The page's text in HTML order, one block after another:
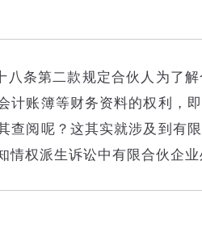
八条第二款规定合伙人为了
计账簿等财务资料的权利，
查阅呢？这其实就涉及到有
情权派生诉讼中有限合伙企